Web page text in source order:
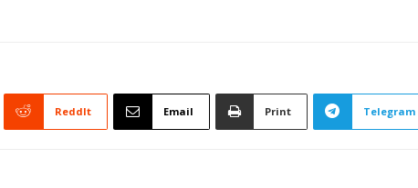
ReddIt Email Print Telegram